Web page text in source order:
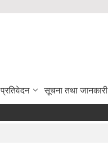
प्रतिवेदन सूचना तथा जानकारी